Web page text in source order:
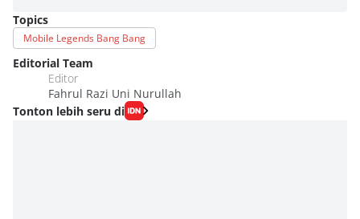
Topics
Mobile Legends Bang Bang
Editorial Team
Editor
Fahrul Razi Uni Nurullah
Tonton lebih seru di